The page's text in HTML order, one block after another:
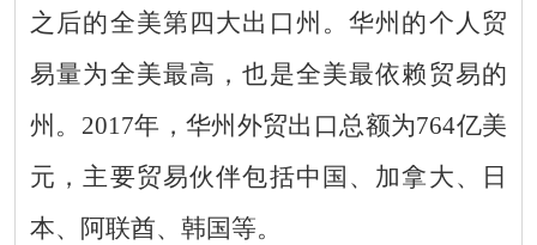
之后的全美第四大出口州。华州的个人贸
易量为全美最高，也是全美最依赖贸易的
州。2017年，华州外贸出口总额为764亿美
元，主要贸易伙伴包括中国、加拿大、日
本、阿联酋、 韩国等。